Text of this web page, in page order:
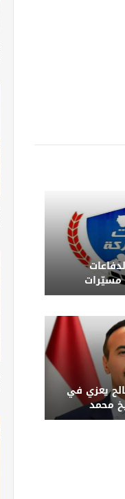
الجوية تسقط نحو 6 مسيّرات
على ميناء
يعزي في
محمد